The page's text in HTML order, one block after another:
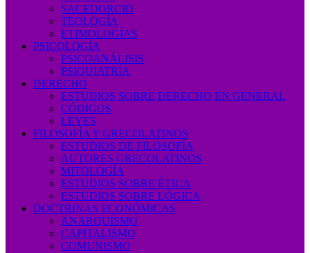
SACEDORCIO
TEOLOGÍA
ETIMOLOGÍAS
PSICOLOGÍA
PSICOANÁLISIS
PSIQUIATRÍA
DERECHO
ESTUDIOS SOBRE DERECHO EN GENERAL
CÓDIGOS
LEYES
FILOSOFÍA Y GRECOLATINOS
ESTUDIOS DE FILOSOFÍA
AUTORES GRECOLATINOS
MITOLOGÍA
ESTUDIOS SOBRE ÉTICA
ESTUDIOS SOBRE LÓGICA
DOCTRINAS ECONÓMICAS
ANARQUISMO
CAPITALISMO
COMUNISMO